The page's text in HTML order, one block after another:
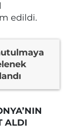
edildi.
ALDI